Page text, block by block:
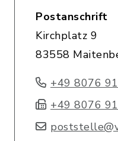
Postanschrift
Kirchplatz 9
83558
+49 8076
+49 8076